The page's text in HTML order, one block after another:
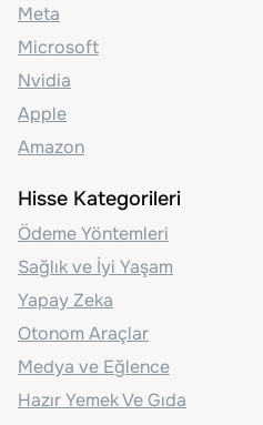
Meta
Microsoft
Nvidia
Apple
Amazon
Hisse Kategorileri
Ödeme Yöntemleri
Sağlık ve İyi Yaşam
Yapay Zeka
Otonom Araçlar
Medya ve Eğlence
Hazır Yemek Ve Gıda